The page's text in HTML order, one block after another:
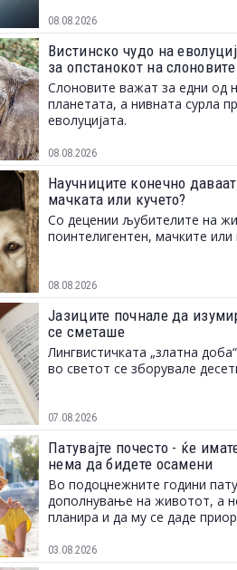
08.08.2026
Вистинско чудо на
за опстанокот на слоновите
Слоновите важат за едни од
планетата, а нивната сурла
еволуцијата.
08.08.2026
Научниците конечно
мачката или кучето?
Со децении љубителите на
поинтелигентен, мачките
08.08.2026
Јазиците почнале да
се сметаше
Лингвистичката „златна
во светот се зборувале
07.08.2026
Патувајте почесто - ќе
нема да бидете осамени
Во подоцнежните години
дополнување на животот, а
планира и да му се даде
03.08.2026